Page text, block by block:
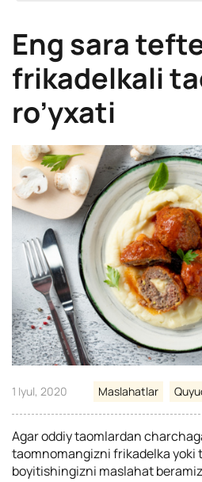
Eng sara
frikadelkali
ro’yxati
1 Iyul, 2020 Maslahatlar
Agar oddiy taomlardan
taomnomangizni frikadelka yoki
boyitishingizni maslahat